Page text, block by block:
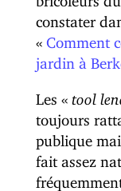
constater
Comment
jardin à
Les « tool
toujours
publique
fait assez